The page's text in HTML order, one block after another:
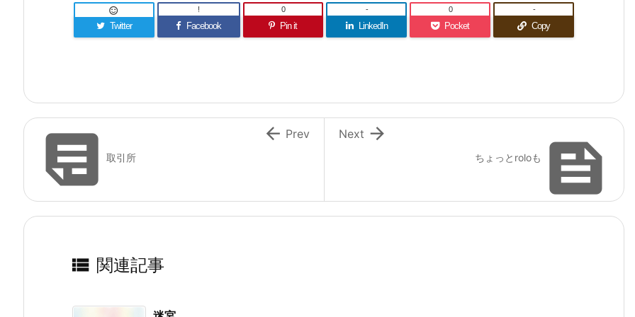
Twitter

Facebook
!
Pin it
0
LinkedIn
-
Pocket
0
Copy
-

ちょっとroloも

Next
取引所
 Prev
 関連記事